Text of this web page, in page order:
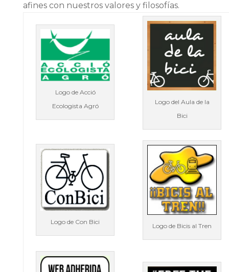
afines con nuestros valores y filosofías.
Logo de Acció
Ecologista Agró
Logo del Aula de la
Bici
Logo de Con Bici
Logo de Bicis al Tren